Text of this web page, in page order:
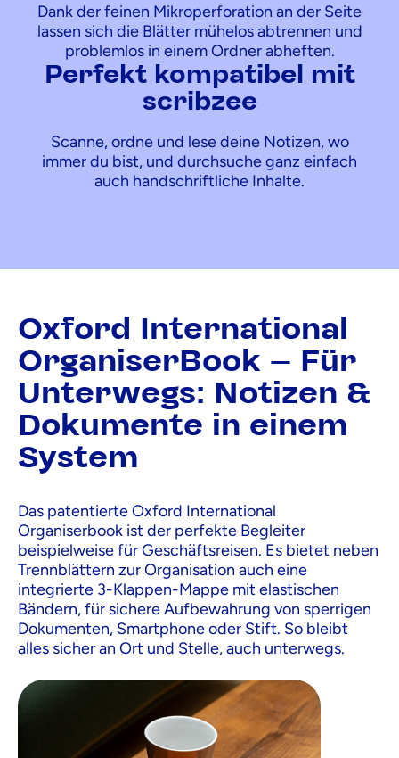
Dank der feinen Mikroperforation an der Seite
lassen sich die Blätter mühelos abtrennen und
problemlos in einem Ordner abheften.
Perfekt kompatibel mit
scribzee
Scanne, ordne und lese deine Notizen, wo
immer du bist, und durchsuche ganz einfach
auch handschriftliche Inhalte.
Oxford International
OrganiserBook – Für
Unterwegs: Notizen &
Dokumente in einem
System
Das patentierte Oxford International
Organiserbook ist der perfekte Begleiter
beispielweise für Geschäftsreisen. Es bietet neben
Trennblättern zur Organisation auch eine
integrierte 3-Klappen-Mappe mit elastischen
Bändern, für sichere Aufbewahrung von sperrigen
Dokumenten, Smartphone oder Stift. So bleibt
alles sicher an Ort und Stelle, auch unterwegs.